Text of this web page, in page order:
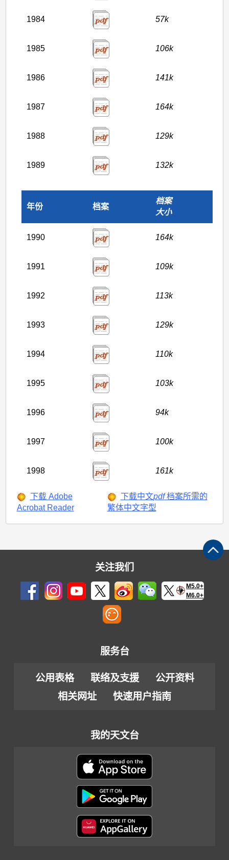
1984 57k
1985 106k
1986 141k
1987 164k
1988 129k
1989 132k
年份 档案
档案
大小
1990 164k
1991 109k
1992 113k
1993 129k
1994 110k
1995 103k
1996 94k
1997 100k
1998 161k
下载 Adobe
Acrobat Reader
下载中文pdf档案所需的
繁体中文字型
关注我们
M5.0+
M6.0+
服务台
公用表格 联络及支援
公开资料
相关网址
快速用户指南
我的天文台